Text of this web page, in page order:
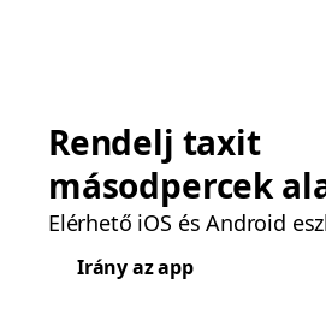
Rendelj taxit
másodpercek
Elérhető iOS és Android
Irány az app